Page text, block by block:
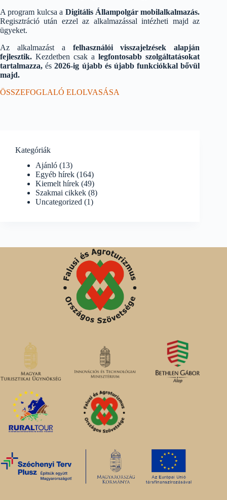
A program kulcsa a Digitális Állampolgár mobilalkalmazás.
Regisztráció után ezzel az alkalmazással intézheti majd az
ügyeket.
Az alkalmazást a felhasználói visszajelzések alapján
fejlesztik.Kezdetben csak a legfontosabb szolgáltatásokat
tartalmazza,és2026-ig újabb és újabb funkciókkal bővül
majd.
ÖSSZEFOGLALÓ ELOLVASÁSA
Kategóriák
Ajánló (13)
Egyéb hírek (164)
Kiemelt hírek (49)
Szakmai cikkek (8)
Uncategorized (1)